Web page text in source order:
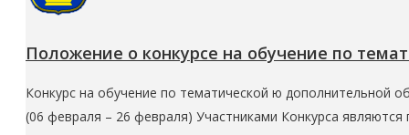
Положение о конкурсе на обучение по
Конкурс на обучение по тематической ю
(06 февраля – 26 февраля) Участниками Конкурса